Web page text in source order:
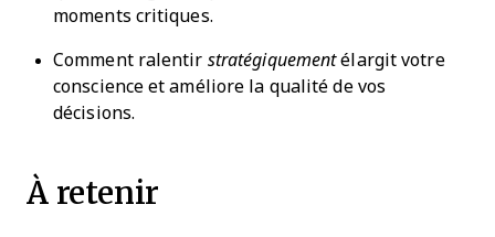
moments critiques.
Comment ralentir stratégiquementélargit votre
conscience et améliore la qualité de vos
décisions.
À retenir